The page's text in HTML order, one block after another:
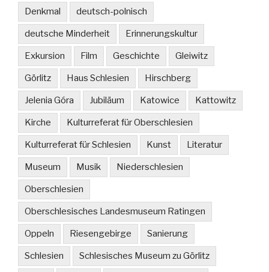
Denkmal deutsch-polnisch
deutsche Minderheit Erinnerungskultur
Exkursion Film Geschichte Gleiwitz
Görlitz Haus Schlesien Hirschberg
Jelenia Góra Jubiläum Katowice Kattowitz
Kirche Kulturreferat für Oberschlesien
Kulturreferat für Schlesien Kunst Literatur
Museum Musik Niederschlesien
Oberschlesien
Oberschlesisches Landesmuseum Ratingen
Oppeln Riesengebirge Sanierung
Schlesien Schlesisches Museum zu Görlitz